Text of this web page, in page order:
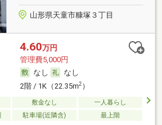
山形県天童市糠塚３丁目
4.60万円
管理費5,000円
なし
なし
2階 / 1K（22.35m2）
敷金なし
一人暮らし
駐車場(近隣含) 最上階